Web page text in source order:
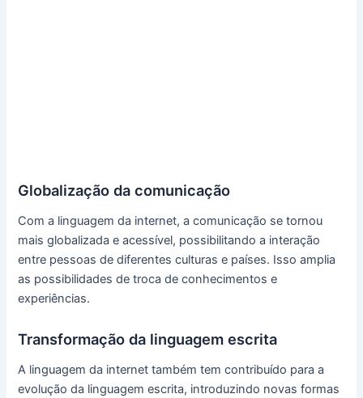
Globalização da comunicação
Com a linguagem da internet, a comunicação se tornou
mais globalizada e acessível, possibilitando a interação
entre pessoas de diferentes culturas e países. Isso amplia
as possibilidades de troca de conhecimentos e
experiências.
Transformação da linguagem escrita
A linguagem da internet também tem contribuído para a
evolução da linguagem escrita, introduzindo novas formas